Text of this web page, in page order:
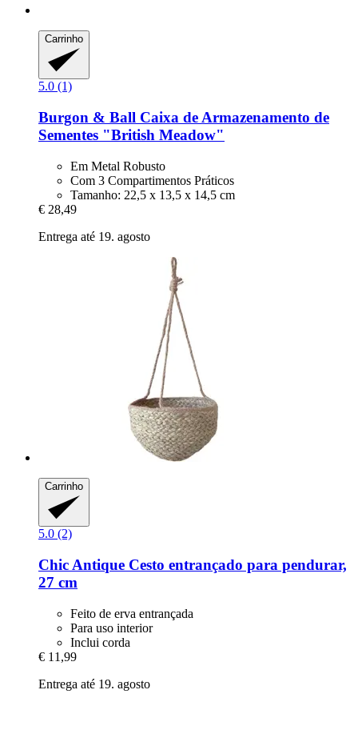
Carrinho
5.0 (1)
Burgon & Ball Caixa de Armazenamento de
Sementes "British Meadow"
Em Metal Robusto
Com 3 Compartimentos Práticos
Tamanho: 22,5 x 13,5 x 14,5 cm
€ 28,49
Entrega até 19. agosto
Carrinho
5.0 (2)
Chic Antique Cesto entrançado para pendurar,
27 cm
Feito de erva entrançada
Para uso interior
Inclui corda
€ 11,99
Entrega até 19. agosto